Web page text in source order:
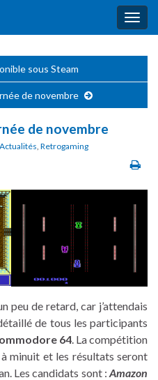
sous Steam
de novembre
de novembre
Actualités, Retrogaming
peu de retard, car j’attendais
de tous les participants
64. La compétition
minuit et les résultats seront
Les candidats sont : Amazon